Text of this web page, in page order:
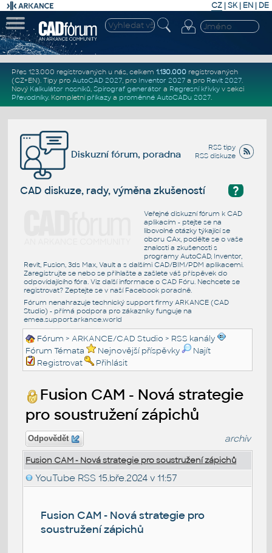
CZ | SK| EN | DE
Přes 123.000 registrovaných u nás, celkem 1.130.000registrovaných
(CZ+EN). Tipy pro AutoCAD 2027, pro Inventor 2027a pro Revit 2027.
Nový Kalkulátor nosníků, Spirograf generátor a Regresní křivkyv sekci
Převodníky. Kompletní příkazya proměnné AutoCADu 2027.
RSS tipy
RSS diskuze
Diskuzní fórum, poradna
?
CAD diskuze, rady, výměna zkušeností
Veřejné diskuzní fórum k CAD
aplikacím - ptejte se na
libovolné otázky týkající se
oboru CAx, podělte se o vaše
znalosti a zkušenosti s
programy AutoCAD, Inventor,
Revit, Fusion, 3ds Max, Vault a s dalšími CAD/BIM/PDM aplikacemi.
Zaregistrujte se nebo se přihlašte a zašlete váš příspěvek do
odpovídajícího fóra. Viz další informace o CAD Fóru. Nechcete se
registrovat? Zeptejte se v naší Facebook poradně.
Fórum nenahrazuje technický support firmy ARKANCE (CAD
Studio) - přímá podpora pro zákazníky funguje na
emea.support.arkance.world
Fórum >ARKANCE/CAD Studio > RSS kanály
Fórum Témata
Nejnovější příspěvky
Najít
Registrovat
Přihlásit
Fusion CAM - Nová strategie
pro soustružení zápichů
Odpovědět archiv
Fusion CAM - Nová strategie pro soustružení zápichů
YouTube RSS 15.bře.2024 v 11:57
Fusion CAM - Nová strategie pro
soustružení zápichů